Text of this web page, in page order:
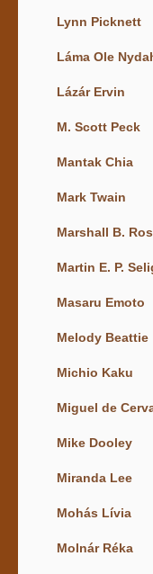
Lynn Picknett
Láma Ole
Lázár Ervin
M. Scott Peck
Mantak Chia
Mark Twain
Marshall B.
Martin E. P.
Masaru Emoto
Melody Beattie
Michio Kaku
Miguel de
Mike Dooley
Miranda Lee
Mohás Lívia
Molnár Réka